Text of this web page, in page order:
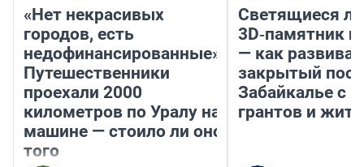
«Нет некрасивых
городов, есть
недофинансированные».
Путешественники
проехали 2000
километров по Уралу на
машине — стоило ли оно
того
Светящиеся
3D‑памятник и
— как
закрытый
Забайкалье с
грантов и